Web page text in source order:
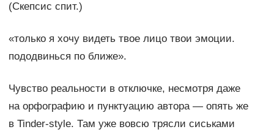
(Скепсис спит.)
«только я хочу видеть твое лицо твои эмоции.
пододвинься по ближе».
Чувство реальности в отключке, несмотря даже
на орфографию и пунктуацию автора — опять же
в Tinder-style. Там уже вовсю трясли сиськами